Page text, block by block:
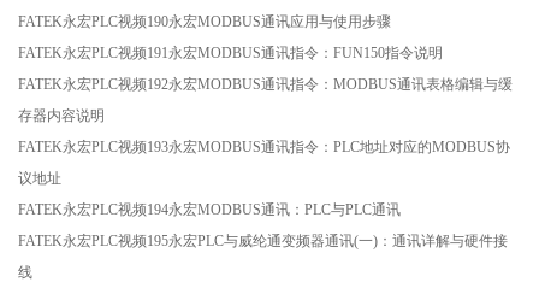
FATEK永宏PLC视频190永宏MODBUS通讯应用与使用步骤
FATEK永宏PLC视频191永宏MODBUS通讯指令：FUN150指令说明
FATEK永宏PLC视频192永宏MODBUS通讯指令：MODBUS通讯表格编辑与缓
存器内容说明
FATEK永宏PLC视频193永宏MODBUS通讯指令：PLC地址对应的MODBUS协
议地址
FATEK永宏PLC视频194永宏MODBUS通讯：PLC与PLC通讯
FATEK永宏PLC视频195永宏PLC与威纶通变频器通讯(一)：通讯详解与硬件接
线